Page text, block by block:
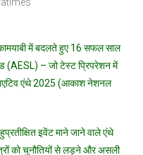
में बदलते हुए 16 सफल साल
(AESL) – जो टेस्ट प्रिपरेशन में
एंथे 2025 (आकाश नेशनल
इवेंट माने जाने वाले एंथे
को चुनौतियों से लड़ने और असली